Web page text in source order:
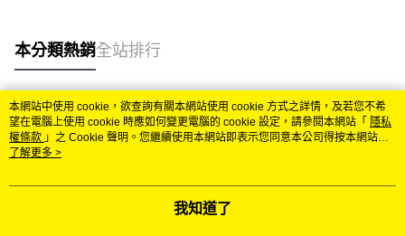
本分類熱銷全站排行
熱門標籤
本網站中使用 cookie，欲查詢有關本網站使用 cookie 方式之詳情，及若您不希
望在電腦上使用 cookie 時應如何變更電腦的 cookie 設定，請參閱本網站「 隱私
權條款 」之 Cookie 聲明。您繼續使用本網站即表示您同意本公司得按本網站使
用條款之 Cookie 聲明使用 cookie。
了解更多 >
我知道了